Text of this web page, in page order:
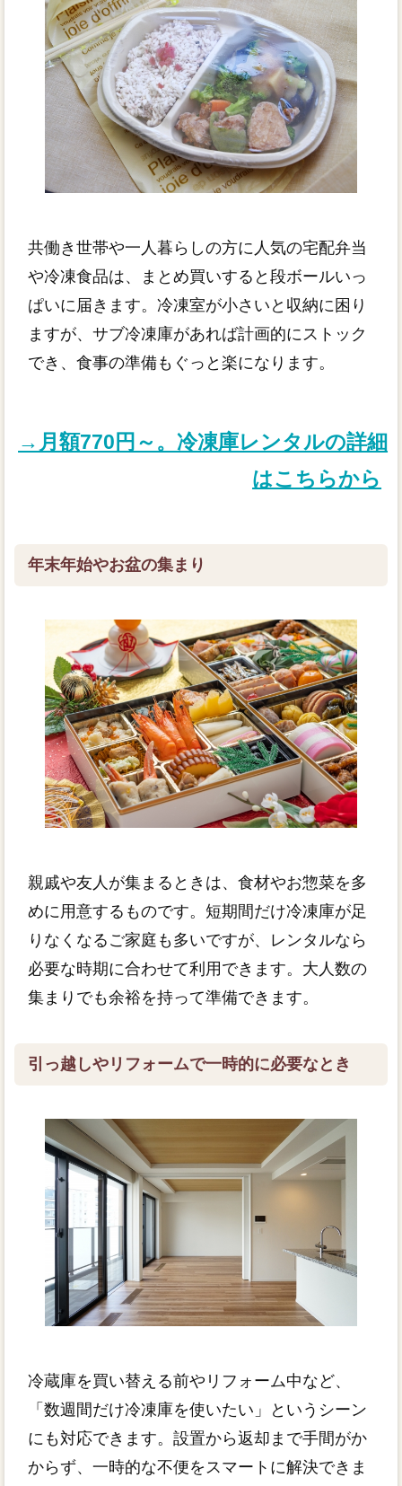
共働き世帯や一人暮らしの方に人気の宅配弁当
や冷凍食品は、まとめ買いすると段ボールいっ
ぱいに届きます。冷凍室が小さいと収納に困り
ますが、サブ冷凍庫があれば計画的にストック
でき、食事の準備もぐっと楽になります。
→月額770円～。冷凍庫レンタルの詳細
はこちらから
年末年始やお盆の集まり
親戚や友人が集まるときは、食材やお惣菜を多
めに用意するものです。短期間だけ冷凍庫が足
りなくなるご家庭も多いですが、レンタルなら
必要な時期に合わせて利用できます。大人数の
集まりでも余裕を持って準備できます。
引っ越しやリフォームで一時的に必要なとき
冷蔵庫を買い替える前やリフォーム中など、
「数週間だけ冷凍庫を使いたい」というシーン
にも対応できます。設置から返却まで手間がか
からず、一時的な不便をスマートに解決できま